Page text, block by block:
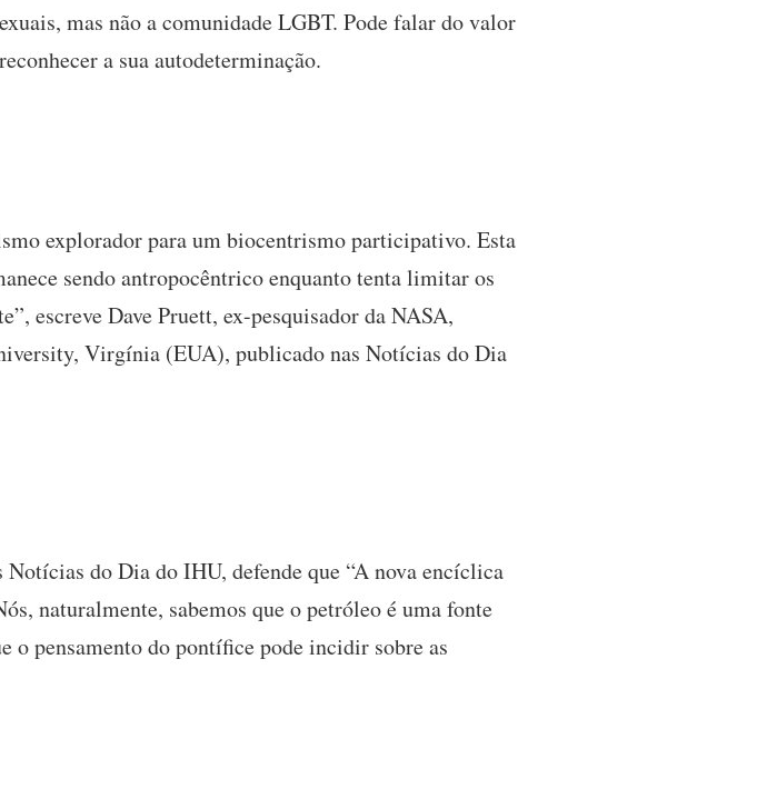
mas não a comunidade LGBT. Pode falar do valor
a sua autodeterminação.
explorador para um biocentrismo participativo. Esta
sendo antropocêntrico enquanto tenta limitar os
escreve Dave Pruett, ex-pesquisador da NASA,
Virgínia (EUA), publicado nas Notícias do Dia
do Dia do IHU, defende que “A nova encíclica
naturalmente, sabemos que o petróleo é uma fonte
o pensamento do pontífice pode incidir sobre as